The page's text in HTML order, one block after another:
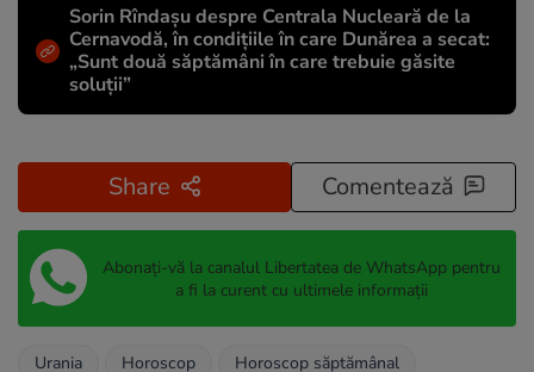
Sorin Rîndașu despre Centrala Nucleară de la
Cernavodă, în condițiile în care Dunărea a secat:
„Sunt două săptămâni în care trebuie găsite
soluții”
Share Comentează
Abonați-vă la canalul Libertatea de WhatsApp pentru
a fi la curent cu ultimele informații
Urania Horoscop
Horoscop săptămânal